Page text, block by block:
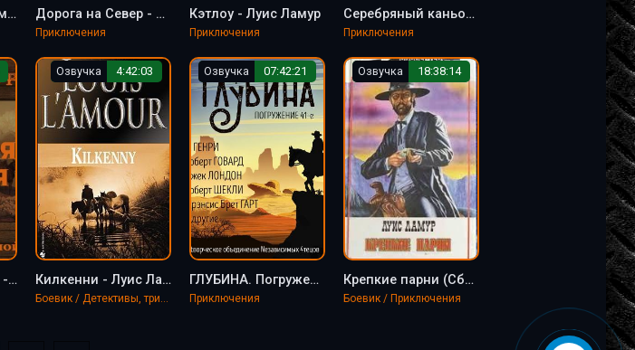
Мустанг - Луис Ламур Дорога на Север - Луис Ламур
Приключения
Кэтлоу - Луис Ламур
Приключения
Серебряный каньон - Луис Ламур
Приключения
Доля для негодяя - Луис Ламур
Озвучка 4:42:03
Килкенни - Луис Ламур
Боевик / Детективы, триллеры
Озвучка 07:42:21
ГЛУБИНА. Погружение 41-е
Приключения
Озвучка 18:38:14
Крепкие парни (Сборник рассказов) - Луис Ламур
Боевик / Приключения